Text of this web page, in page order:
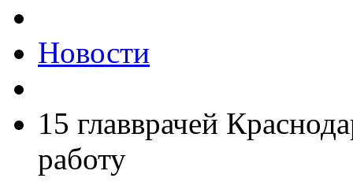
Новости
15 главврачей
работу